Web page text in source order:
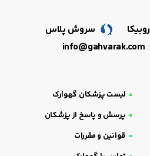
روبیکا
سروش پلاس
لیست پزشکان گهوارک
پرسش و پاسخ از پزشکان
قوانین و مقررات